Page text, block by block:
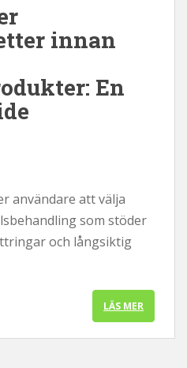
innan
En
användare att välja
som stöder
och långsiktig
LÄS MER